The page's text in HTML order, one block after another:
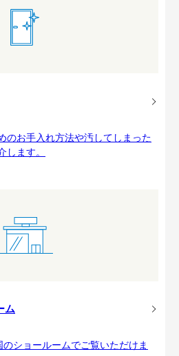
のお手入れ方法や汚してしまった
ます。
ム
ショールームでご覧いただけま